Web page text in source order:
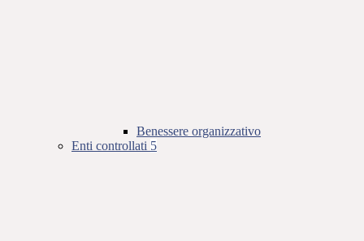
Benessere organizzativo
Enti controllati 5